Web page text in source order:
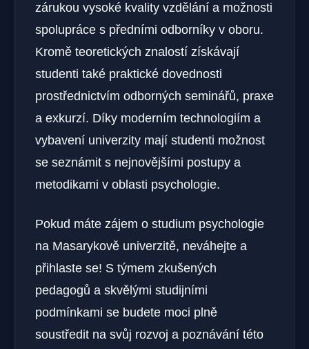
zárukou vysoké kvality vzdělání a možnosti
spolupráce s předními odborníky v oboru.
Kromě teoretických znalostí získávají
studenti také praktické dovednosti
prostřednictvím odborných seminářů, praxe
a exkurzí. Díky moderním technologiím a
vybavení univerzity mají studenti možnost
se seznámit s nejnovějšími postupy a
metodikami v oblasti psychologie.
Pokud máte zájem o studium psychologie
na Masarykově univerzitě, neváhejte a
přihlaste se! S týmem zkušených
pedagogů a skvělými studijními
podmínkami se budete moci plně
soustředit na svůj rozvoj a poznávání této